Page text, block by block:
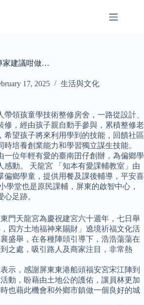
家建議咁做…
17, 2025 生活與文化
帶領孩童學技術整修房舍，一路從設計、
修，經由孩子親自動手參與，累積整修老
希望孩子將來利用學到的技能，回饋社區
培養創業能力和學習獨立謀生技能。
一位年輕有愛的臺南囝仔創辦，為偏鄉學
感動。 天龍宮 「知本有愛課輔教室」由
偏鄉學童，提供用餐及課後輔導，平安喜
學堂也是原民課輔，屏東的啟智中心，
足跡。
門天龍宮為慶祝建宮六十週年，七日舉
四方土地福神來賜財」遶境祈福文化活
盛舉，在各種陣頭引導下，浩浩蕩蕩在
之處，吸引路人及商家注目，非常熱
示，感謝屏東東港船頭福安宮宋江陣到
動，盼藉由土地公的護佑，讓員林更加
也藉此機會和外鄉市鎮做一個良好的城